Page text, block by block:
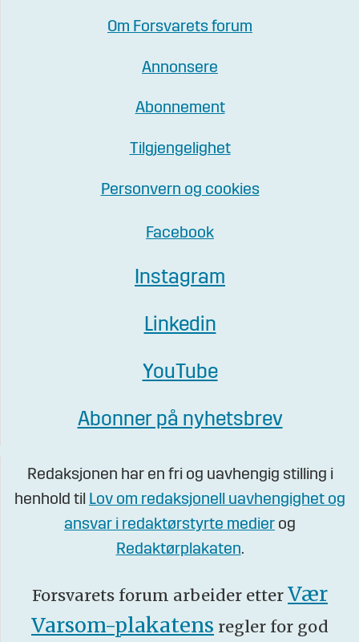
Om Forsvarets forum
Annonsere
Abonnement
Tilgjengelighet
Personvern og cookies
Facebook
Instagram
Linkedin
YouTube
Abonner på nyhetsbrev
Redaksjonen har en fri og uavhengig stilling i
henhold til Lov om redaksjonell uavhengighet og
ansvar i redaktørstyrte medier og
Redaktørplakaten.
Forsvarets forum arbeider etter Vær
Varsom-plakatens regler for god